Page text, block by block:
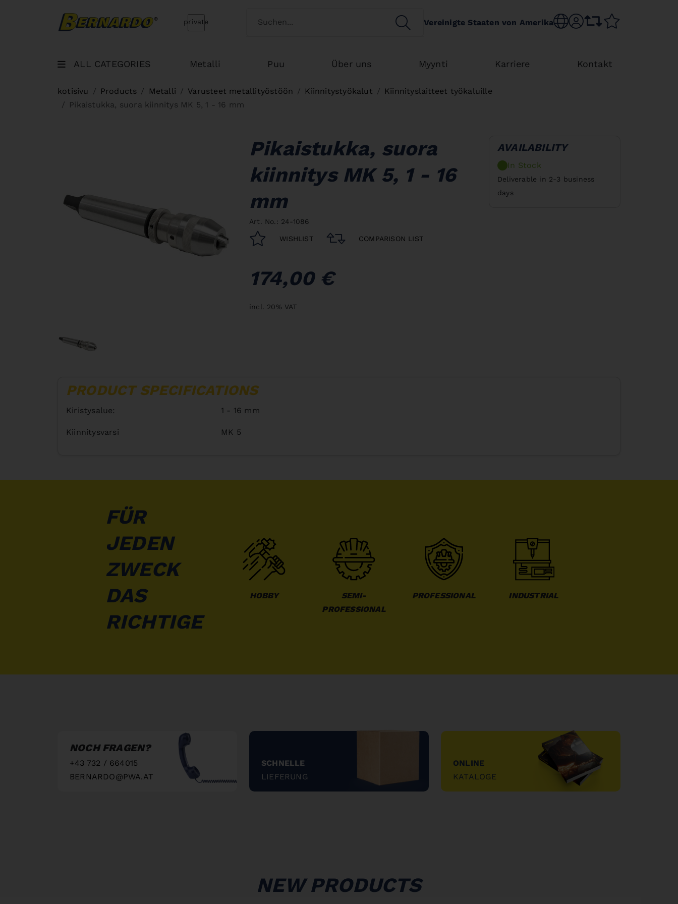
Bernardo Home Switch customertype
private SEARCHVereinigte Staaten von Amerika Choose language
sr.accountcomparison list
ALL CATEGORIES Metalli Puu Über uns Myynti Karriere Kontakt
kotisivu Products Metalli Varusteet metallityöstöön Kiinnitystyökalut
Kiinnityslaitteet työkaluille
Pikaistukka, suora kiinnitys MK 5, 1 - 16 mm
Pikaistukka, suora
kiinnitys MK 5, 1 - 16
mm
Art. No.: 24-1086
WISHLIST COMPARISON LIST
174,00 €
incl. 20% VAT
AVAILABILITY
In Stock
Deliverable in 2-3 business
days
PRODUCT SPECIFICATIONS
Kiristysalue: 1 - 16 mm
Kiinnitysvarsi MK 5
FÜR
JEDEN
ZWECK
DAS
RICHTIGE
HOBBY
SEMI-
PROFESSIONAL
PROFESSIONAL INDUSTRIAL
NOCH FRAGEN?
+43 732 / 664015
BERNARDO@PWA.AT
SCHNELLE
LIEFERUNG
"
ONLINE
KATALOGE
"
NEW PRODUCTS